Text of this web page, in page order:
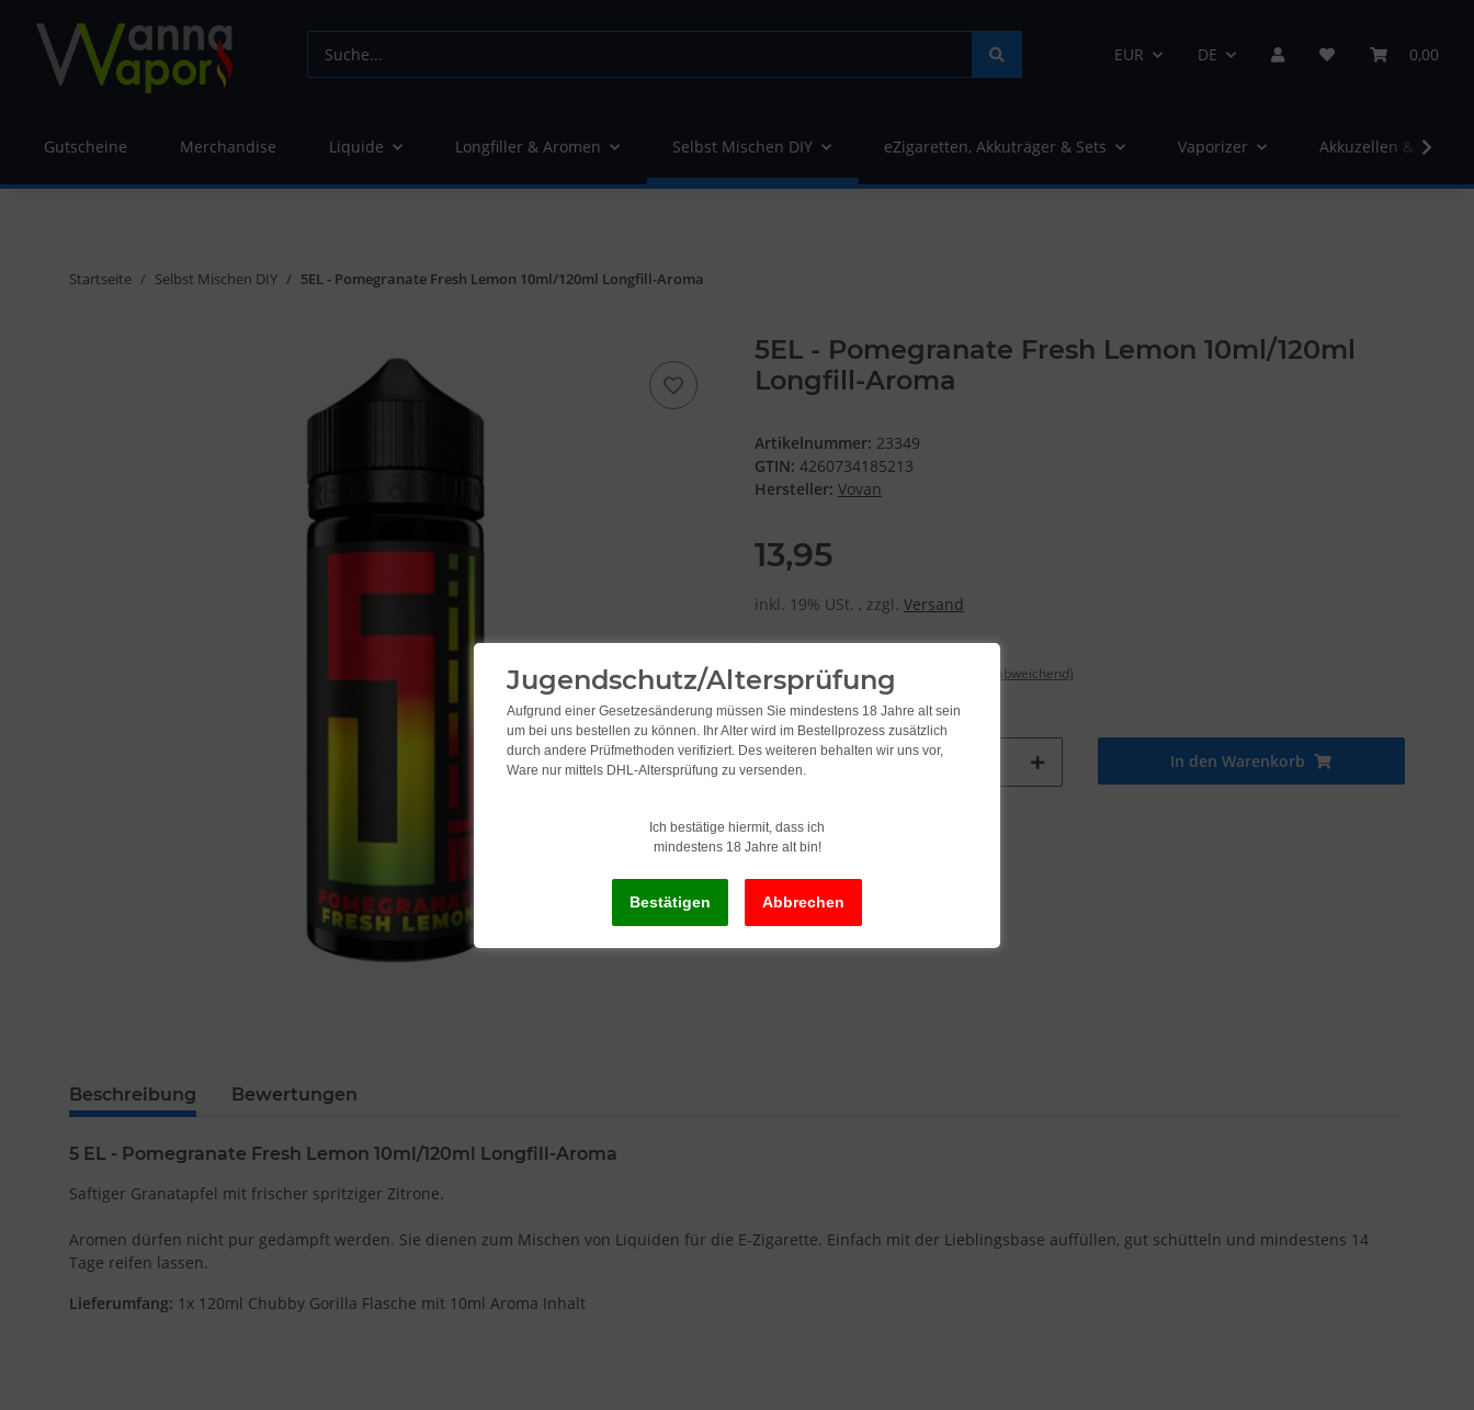
EUR DE 0,00
Gutscheine Merchandise Liquide Longfiller & Aromen Selbst Mischen DIY eZigaretten, Akkuträger & Sets Vaporizer Akkuzellen &
Startseite Selbst Mischen DIY 5EL - Pomegranate Fresh Lemon 10ml/120ml Longfill-Aroma
5EL - Pomegranate Fresh Lemon 10ml/120ml
Longfill-Aroma
Artikelnummer: 23349
GTIN: 4260734185213
Hersteller: Vovan
13,95
inkl. 19% USt. , zzgl. Versand
Lieferzeit:2 - 3 Werktage (DE - Ausland abweichend)
In den Warenkorb
Beschreibung Bewertungen
5 EL - Pomegranate Fresh Lemon 10ml/120ml Longfill-Aroma
Saftiger Granatapfel mit frischer spritziger Zitrone.
Aromen dürfen nicht pur gedampft werden. Sie dienen zum Mischen von Liquiden für die E-Zigarette. Einfach mit der Lieblingsbase auffüllen, gut schütteln und mindestens 14
Tage reifen lassen.
Lieferumfang: 1x 120ml Chubby Gorilla Flasche mit 10ml Aroma Inhalt
Jugendschutz/Altersprüfung
Aufgrund einer Gesetzesänderung müssen Sie mindestens 18 Jahre alt sein
um bei uns bestellen zu können. Ihr Alter wird im Bestellprozess zusätzlich
durch andere Prüfmethoden verifiziert. Des weiteren behalten wir uns vor,
Ware nur mittels DHL-Altersprüfung zu versenden.
Ich bestätige hiermit, dass ich
mindestens 18 Jahre alt bin!